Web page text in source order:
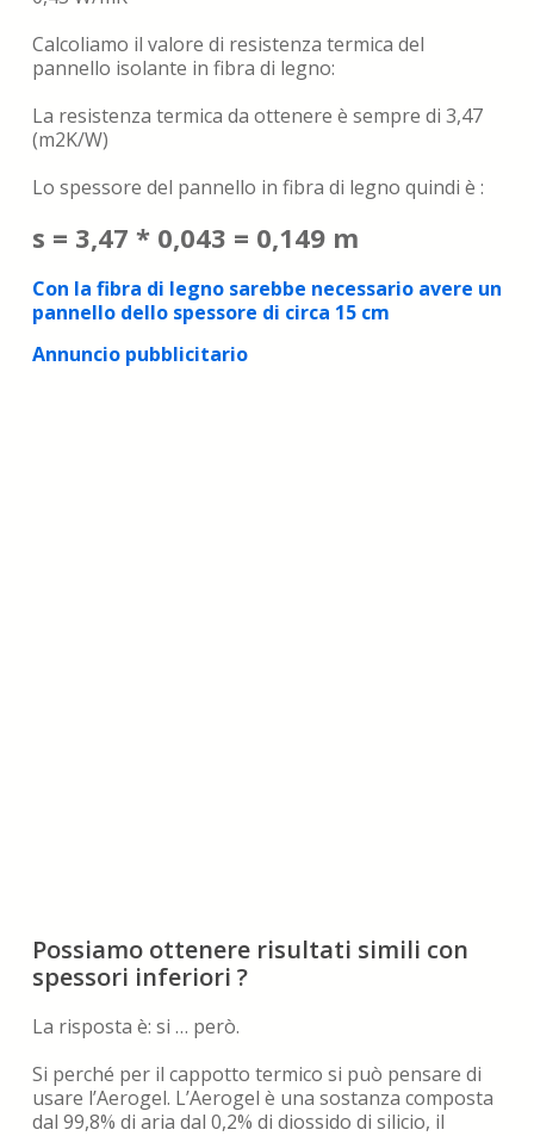
Calcoliamo il valore di resistenza termica del
pannello isolante in fibra di legno:
La resistenza termica da ottenere è sempre di 3,47
(m2K/W)
Lo spessore del pannello in fibra di legno quindi è :
s = 3,47 * 0,043 = 0,149 m
Con la fibra di legno sarebbe necessario avere un
pannello dello spessore di circa 15 cm
Annuncio pubblicitario
Possiamo ottenere risultati simili con
spessori inferiori ?
La risposta è: si … però.
Si perché per il cappotto termico si può pensare di
usare l’Aerogel. L’Aerogel è una sostanza composta
dal 99,8% di aria dal 0,2% di diossido di silicio, il